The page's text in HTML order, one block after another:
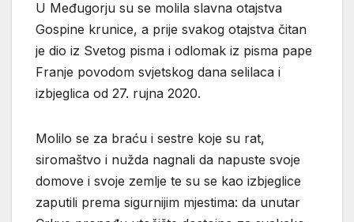
U Međugorju su se molila slavna otajstva
Gospine krunice, a prije svakog otajstva čitan
je dio iz Svetog pisma i odlomak iz pisma pape
Franje povodom svjetskog dana selilaca i
izbjeglica od 27. rujna 2020.
Molilo se za braću i sestre koje su rat,
siromaštvo i nužda nagnali da napuste svoje
domove i svoje zemlje te su se kao izbjeglice
zaputili prema sigurnijim mjestima: da unutar